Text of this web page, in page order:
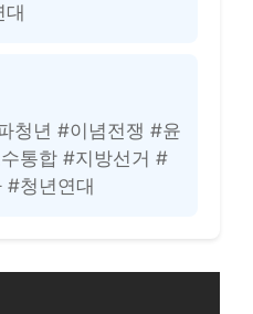
청년 #이념전쟁 #윤
통합 #지방선거 #
#청년연대